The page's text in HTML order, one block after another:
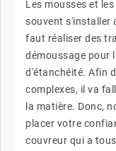
Les mousses et
souvent s'installer
faut réaliser des
démoussage pour
d'étanchéité. Afin
complexes, il va
la matière. Donc,
placer votre
couvreur qui a